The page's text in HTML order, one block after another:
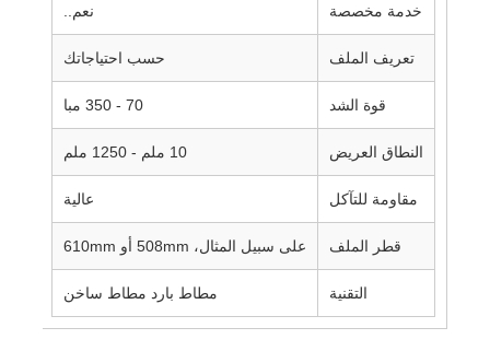
خدمة مخصصة نعم..
تعريف الملف حسب احتياجاتك
قوة الشد 70 - 350 مبا
النطاق العريض 10 ملم - 1250 ملم
مقاومة للتآكل عالية
قطر الملف على سبيل المثال، 508mm أو 610mm
التقنية مطاط بارد مطاط ساخن